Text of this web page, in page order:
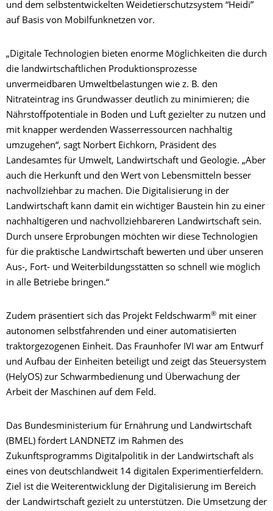
und dem selbstentwickelten Weidetierschutzsystem “Heidi”
auf Basis von Mobilfunknetzen vor.
„Digitale Technologien bieten enorme Möglichkeiten die durch
die landwirtschaftlichen Produktionsprozesse
unvermeidbaren Umweltbelastungen wie z. B. den
Nitrateintrag ins Grundwasser deutlich zu minimieren; die
Nährstoffpotentiale in Boden und Luft gezielter zu nutzen und
mit knapper werdenden Wasserressourcen nachhaltig
umzugehen“, sagt Norbert Eichkorn, Präsident des
Landesamtes für Umwelt, Landwirtschaft und Geologie. „Aber
auch die Herkunft und den Wert von Lebensmitteln besser
nachvollziehbar zu machen. Die Digitalisierung in der
Landwirtschaft kann damit ein wichtiger Baustein hin zu einer
nachhaltigeren und nachvollziehbareren Landwirtschaft sein.
Durch unsere Erprobungen möchten wir diese Technologien
für die praktische Landwirtschaft bewerten und über unseren
Aus-, Fort- und Weiterbildungsstätten so schnell wie möglich
in alle Betriebe bringen.“
Zudem präsentiert sich das Projekt Feldschwarm® mit einer
autonomen selbstfahrenden und einer automatisierten
traktorgezogenen Einheit. Das Fraunhofer IVI war am Entwurf
und Aufbau der Einheiten beteiligt und zeigt das Steuersystem
(HelyOS) zur Schwarmbedienung und Überwachung der
Arbeit der Maschinen auf dem Feld.
Das Bundesministerium für Ernährung und Landwirtschaft
(BMEL) fördert LANDNETZ im Rahmen des
Zukunftsprogramms Digitalpolitik in der Landwirtschaft als
eines von deutschlandweit 14 digitalen Experimentierfeldern.
Ziel ist die Weiterentwicklung der Digitalisierung im Bereich
der Landwirtschaft gezielt zu unterstützen. Die Umsetzung der